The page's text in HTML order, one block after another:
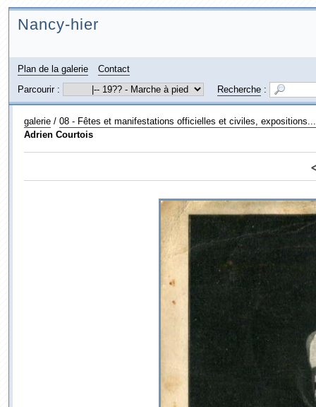
Nancy-hier
Plan de la galerie
Contact
Parcourir :
Recherche:
galerie/ 08 - Fêtes et manifestations officielles et civiles, expositions...
Adrien Courtois